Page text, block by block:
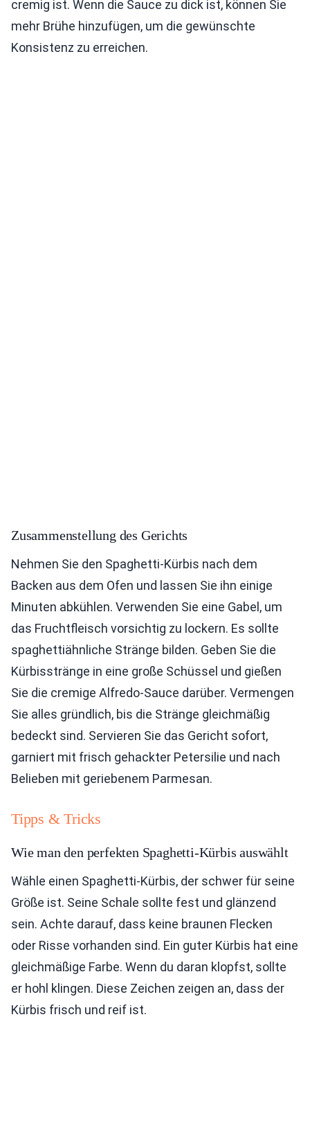
cremig ist. Wenn die Sauce zu dick ist, können Sie
mehr Brühe hinzufügen, um die gewünschte
Konsistenz zu erreichen.
Zusammenstellung des Gerichts
Nehmen Sie den Spaghetti-Kürbis nach dem
Backen aus dem Ofen und lassen Sie ihn einige
Minuten abkühlen. Verwenden Sie eine Gabel, um
das Fruchtfleisch vorsichtig zu lockern. Es sollte
spaghettiähnliche Stränge bilden. Geben Sie die
Kürbisstränge in eine große Schüssel und gießen
Sie die cremige Alfredo-Sauce darüber. Vermengen
Sie alles gründlich, bis die Stränge gleichmäßig
bedeckt sind. Servieren Sie das Gericht sofort,
garniert mit frisch gehackter Petersilie und nach
Belieben mit geriebenem Parmesan.
Tipps & Tricks
Wie man den perfekten Spaghetti-Kürbis auswählt
Wähle einen Spaghetti-Kürbis, der schwer für seine
Größe ist. Seine Schale sollte fest und glänzend
sein. Achte darauf, dass keine braunen Flecken
oder Risse vorhanden sind. Ein guter Kürbis hat eine
gleichmäßige Farbe. Wenn du daran klopfst, sollte
er hohl klingen. Diese Zeichen zeigen an, dass der
Kürbis frisch und reif ist.